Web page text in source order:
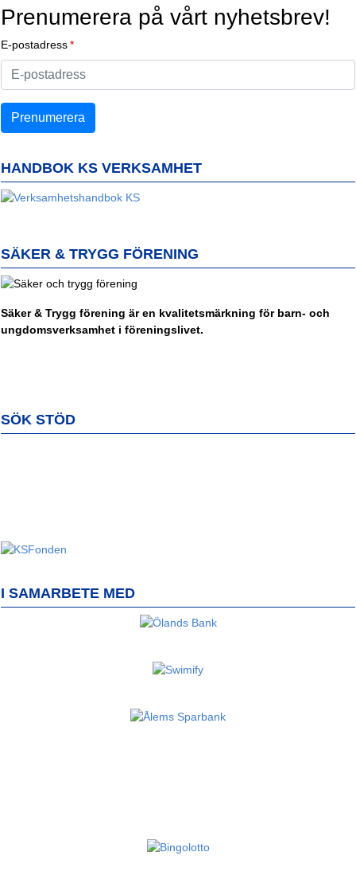
Prenumerera på vårt nyhetsbrev!
E-postadress
HANDBOK KS VERKSAMHET
SÄKER & TRYGG FÖRENING
Säker & Trygg förening är en kvalitetsmärkning för barn- och
ungdomsverksamhet i föreningslivet.
SÖK STÖD
I SAMARBETE MED